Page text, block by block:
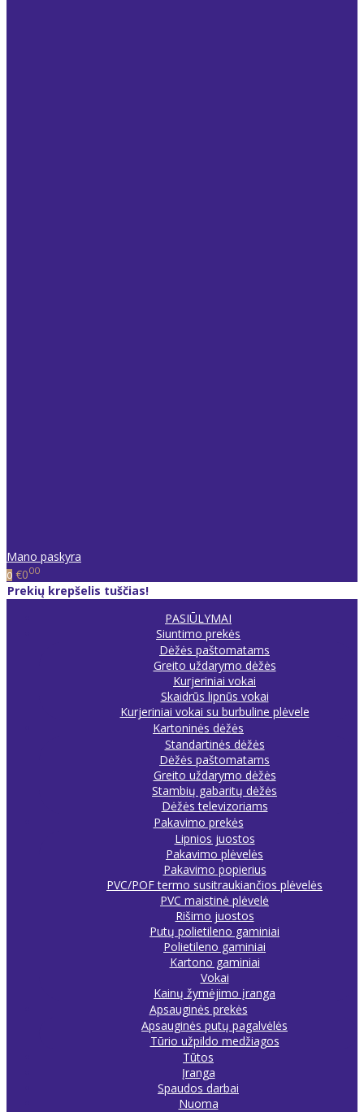
Mano paskyra
0 €000
Prekių krepšelis tuščias!
PASIŪLYMAI
Siuntimo prekės
Dėžės paštomatams
Greito uždarymo dėžės
Kurjeriniai vokai
Skaidrūs lipnūs vokai
Kurjeriniai vokai su burbuline plėvele
Kartoninės dėžės
Standartinės dėžės
Dėžės paštomatams
Greito uždarymo dėžės
Stambių gabaritų dėžės
Dėžės televizoriams
Pakavimo prekės
Lipnios juostos
Pakavimo plėvelės
Pakavimo popierius
PVC/POF termo susitraukiančios plėvelės
PVC maistinė plėvelė
Rišimo juostos
Putų polietileno gaminiai
Polietileno gaminiai
Kartono gaminiai
Vokai
Kainų žymėjimo įranga
Apsauginės prekės
Apsauginės putų pagalvėlės
Tūrio užpildo medžiagos
Tūtos
Įranga
Spaudos darbai
Nuoma